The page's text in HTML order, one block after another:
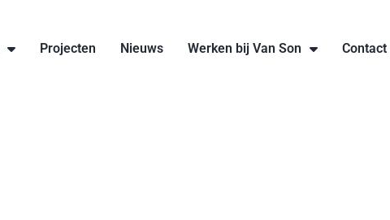
Projecten Nieuws Werken bij Van Son Contact